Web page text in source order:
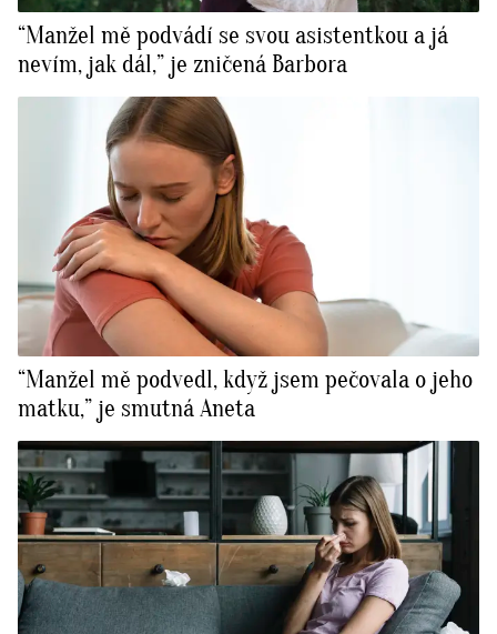
“Manžel mě podvádí se svou asistentkou a já
nevím, jak dál,” je zničená Barbora
“Manžel mě podvedl, když jsem pečovala o jeho
matku,” je smutná Aneta